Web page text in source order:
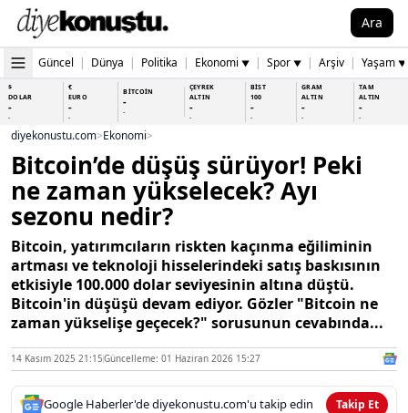
Ara
Güncel | Dünya | Politika | Ekonomi ▼ | Spor ▼ | Arşiv | Yaşam ▼
$
DOLAR
-
-
€
EURO
-
-
BİTCOİN
-
-
ÇEYREK
ALTIN
-
-
BİST
100
-
-
GRAM
ALTIN
-
-
TAM
ALTIN
-
-
diyekonustu.com>Ekonomi>
Bitcoin’de düşüş sürüyor! Peki
ne zaman yükselecek? Ayı
sezonu nedir?
Bitcoin, yatırımcıların riskten kaçınma eğiliminin
artması ve teknoloji hisselerindeki satış baskısının
etkisiyle 100.000 dolar seviyesinin altına düştü.
Bitcoin'in düşüşü devam ediyor. Gözler "Bitcoin ne
zaman yükselişe geçecek?" sorusunun cevabında...
14 Kasım 2025 21:15Güncelleme: 01 Haziran 2026 15:27
Google Haberler'de diyekonustu.com'u takip edin Takip Et